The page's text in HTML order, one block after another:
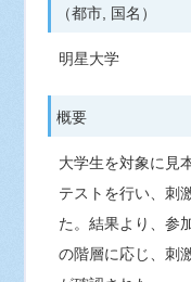
（都市, 国名）
明星大学
概要
大学生を対象に見
テストを行い、刺
た。結果より、参
の階層に応じ、刺